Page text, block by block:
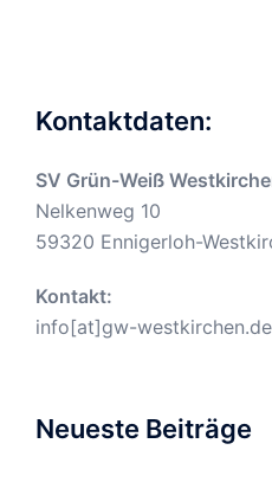
Kontaktdaten:
SV Grün-Weiß
Nelkenweg 10
59320 Ennigerloh-
Kontakt:
info[at]gw-westkirchen.de
Neueste Beiträge